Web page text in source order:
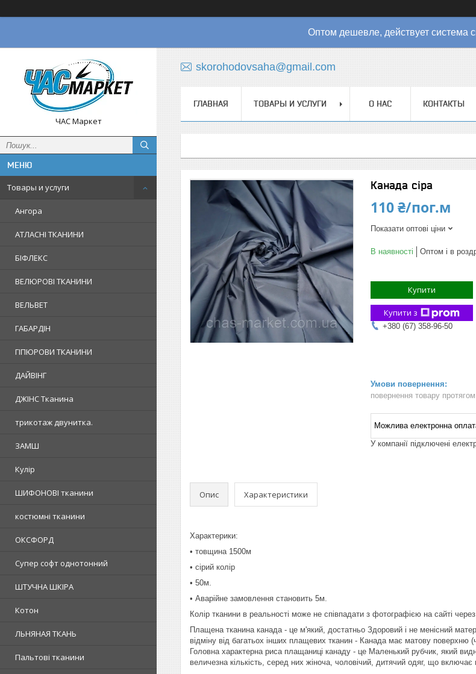
Оптом дешевле, действует система
ЧАС Маркет
Товары и услуги
Ангора
АТЛАСНІ ТКАНИНИ
БІФЛЕКС
ВЕЛЮРОВІ ТКАНИНИ
ВЕЛЬВЕТ
ГАБАРДІН
ГІПЮРОВИ ТКАНИНИ
ДАЙВІНГ
ДЖІНС Тканина
трикотаж двунитка.
ЗАМШ
Кулір
ШИФОНОВІ тканини
костюмні тканини
ОКСФОРД
Супер софт однотонний
ШТУЧНА ШКІРА
Котон
ЛЬНЯНАЯ ТКАНЬ
Пальтові тканини
skorohodovsaha@gmail.com
ГЛАВНАЯ ТОВАРЫ И УСЛУГИ О НАС КОНТАКТЫ
Канада сіра
110 ₴/пог.м
Показати оптові ціни
В наявності Оптом і в
Купити
Купити з
+380 (67) 358-96-50
повернення товару
У компанії підключені
Опис Характеристики
Характерики:
• товщина 1500м
• сірий колір
• 50м.
• Аварійне замовлення становить 5м.
Колір тканини в реальності може не співпадати з фотографією на сайті
Плащена тканина канада - це м'який, достатньо Здоровий і не менісний
відміну від багатьох інших плащевих тканин - Канада має матову
Головна характерна риса плащаниці канаду - це Маленький рубчик, який
величезна кількість, серед них жіноча, чоловічий, дитячий одяг, що